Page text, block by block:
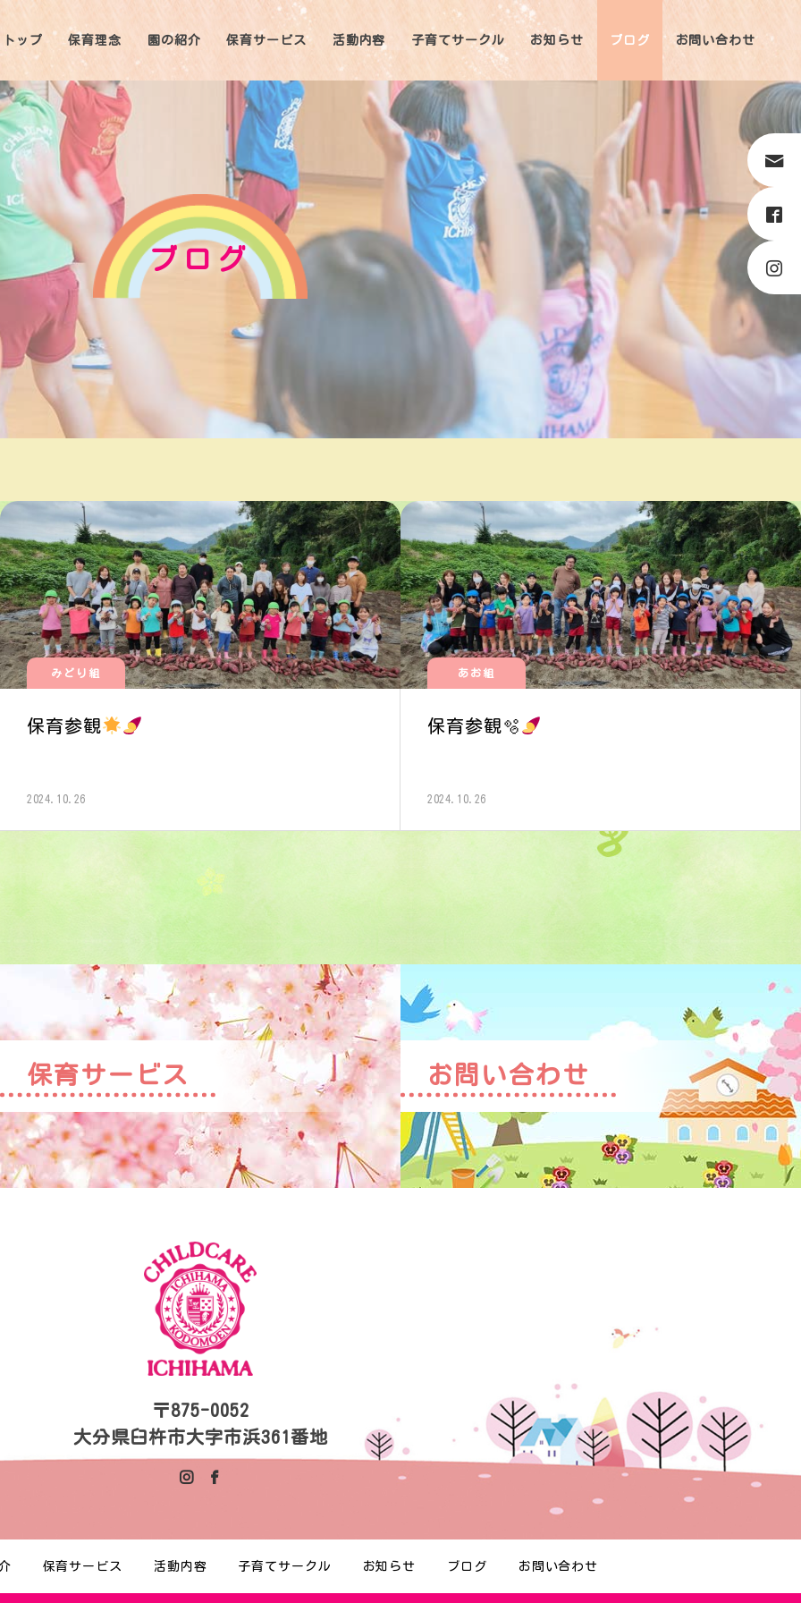
トップ 保育理念 園の紹介 保育サービス 活動内容 子育てサークル お知らせ ブログ お問い合わせ
ブログ
みどり組
保育参観
2024.10.26
あお組
保育参観🫧
2024.10.26
保育サービス お問い合わせ
〒875-0052
大分県臼杵市大字市浜361番地
保育サービス 活動内容 子育てサークル お知らせ ブログ お問い合わせ